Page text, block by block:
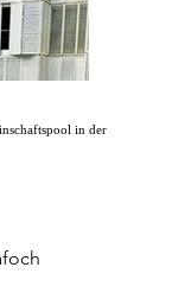
in der